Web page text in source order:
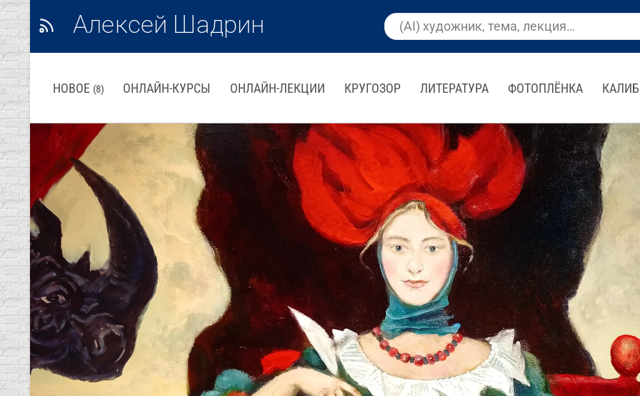
Алексей Шадрин
НОВОЕ (8) ОНЛАЙН-КУРСЫ ОНЛАЙН-ЛЕКЦИИ КРУГОЗОР ЛИТЕРАТУРА ФОТОПЛЁНКА